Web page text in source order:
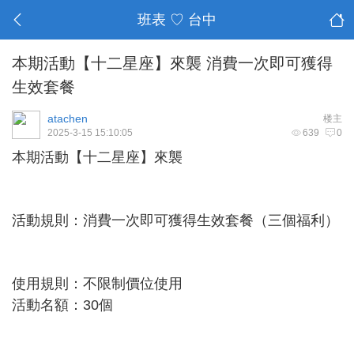
班表 ♡ 台中
本期活動【十二星座】來襲 消費一次即可獲得
生效套餐
楼主
atachen
639 0
2025-3-15 15:10:05
本期活動【十二星座】來襲
活動規則：消費一次即可獲得生效套餐（三個福利）
使用規則：不限制價位使用
活動名額：30個